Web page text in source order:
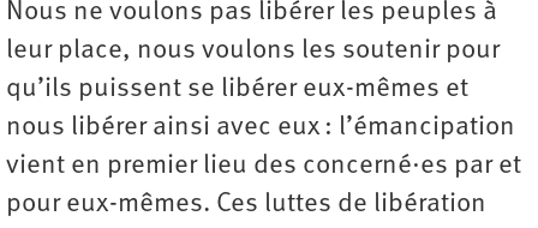
Nous ne voulons pas libérer les peuples à
leur place, nous voulons les soutenir pour
qu’ils puissent se libérer eux-mêmes et
nous libérer ainsi avec eux : l’émancipation
vient en premier lieu des concerné·es par et
pour eux-mêmes. Ces luttes de libération